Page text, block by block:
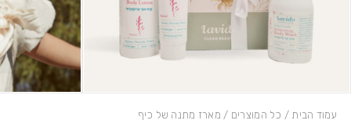
עמוד הבית / כל המוצרים / מארז מתנה של כיף